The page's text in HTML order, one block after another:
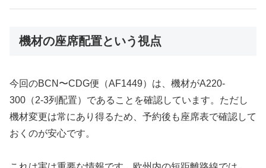
機材の座席配置という視点
今回のBCN〜CDG便（AF1449）は、機材がA220-
300（2-3列配置）であることを確認しています。ただし
機材変更は常にあり得るため、予約後も座席表で確認して
おくのが安心です。